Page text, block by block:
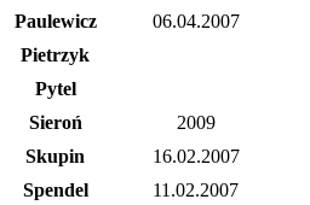
Paulewicz
06.04.2007
Pietrzyk
Pytel
Sieroń
2009
Skupin
16.02.2007
Spendel 11.02.2007